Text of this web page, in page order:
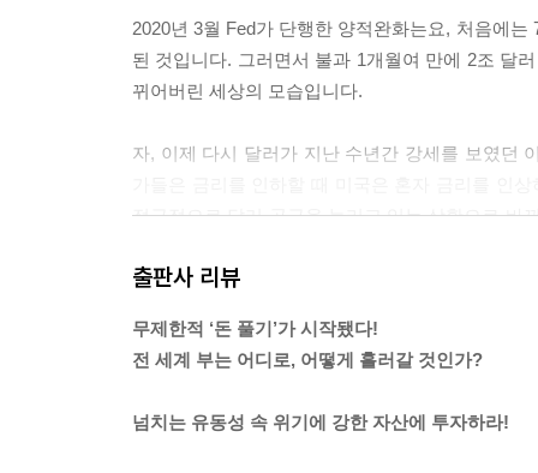
2020년 3월 Fed가 단행한 양적완화는요, 처음에
된 것입니다. 그러면서 불과 1개월여 만에 2조 달
뀌어버린 세상의 모습입니다.
자, 이제 다시 달러가 지난 수년간 강세를 보였던
적극적으로 달러 공급을 늘리고 있는 상황으로 바
--- p.88
외국인 투자자들은 환율 변동이 크지 않은 국가
단행하지 않았죠. 달러 초강세 국면에서도 마구잡
라 쌓아가는 거겠죠. 한국 국채에 대한 안정적인
출판사 리뷰
무제한적 ‘돈 풀기’가 시작됐다!
전 세계 부는 어디로, 어떻게 흘러갈 것인가?
넘치는 유동성 속 위기에 강한 자산에 투자하라!